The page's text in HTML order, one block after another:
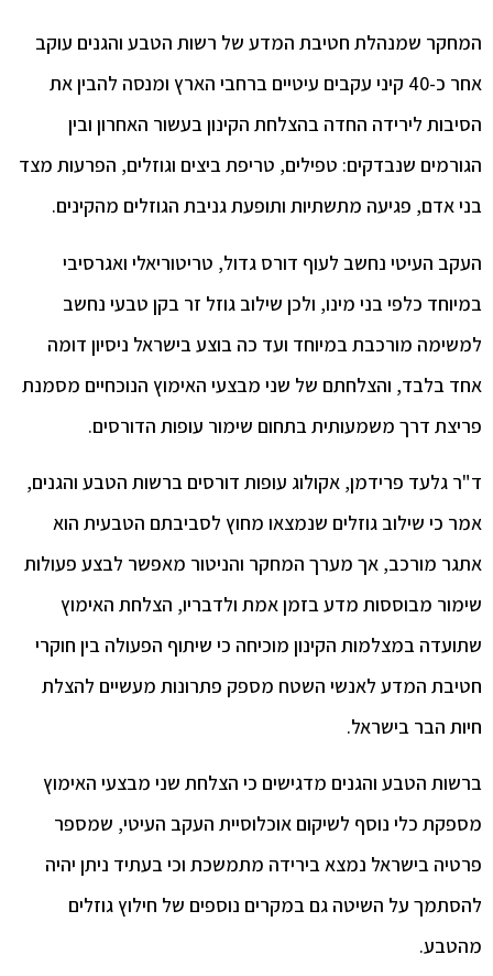
שמנהלת חטיבת המדע של רשות הטבע והגנים עוקב
אחר כ-40 קיני עקבים עיטיים ברחבי הארץ ומנסה להבין את
לירידה החדה בהצלחת הקינון בעשור האחרון ובין
שנבדקים: טפילים, טריפת ביצים וגוזלים, הפרעות מצד
אדם, פגיעה מתשתיות ותופעת גניבת הגוזלים מהקינים.
העיטי נחשב לעוף דורס גדול, טריטוריאלי ואגרסיבי
כלפי בני מינו, ולכן שילוב גוזל זר בקן טבעי נחשב
מורכבת במיוחד ועד כה בוצע בישראל ניסיון דומה
בלבד, והצלחתם של שני מבצעי האימוץ הנוכחיים מסמנת
דרך משמעותית בתחום שימור עופות הדורסים.
גלעד פרידמן, אקולוג עופות דורסים ברשות הטבע והגנים,
כי שילוב גוזלים שנמצאו מחוץ לסביבתם הטבעית הוא
מורכב, אך מערך המחקר והניטור מאפשר לבצע פעולות
מבוססות מדע בזמן אמת ולדבריו, הצלחת האימוץ
במצלמות הקינון מוכיחה כי שיתוף הפעולה בין חוקרי
המדע לאנשי השטח מספק פתרונות מעשיים להצלת
הבר בישראל.
הטבע והגנים מדגישים כי הצלחת שני מבצעי האימוץ
כלי נוסף לשיקום אוכלוסיית העקב העיטי, שמספר
בישראל נמצא בירידה מתמשכת וכי בעתיד ניתן יהיה
על השיטה גם במקרים נוספים של חילוץ גוזלים